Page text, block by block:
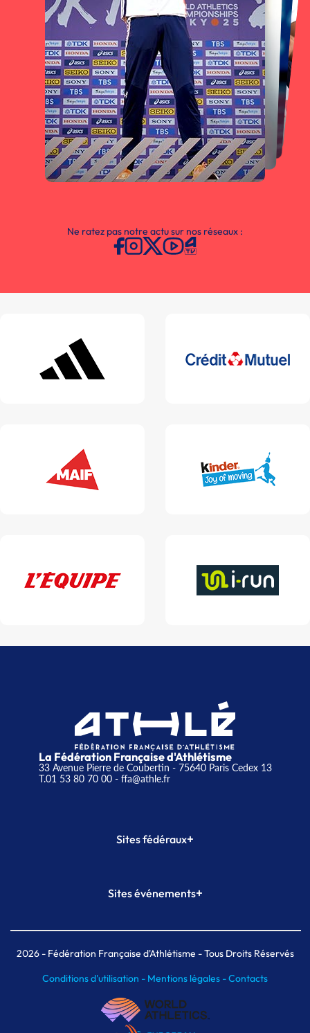
Ne ratez pas notre actu sur nos réseaux :
La Fédération Française d'Athlétisme
33 Avenue Pierre de Coubertin - 75640 Paris Cedex 13
T.01 53 80 70 00- ffa@athle.fr
Sites fédéraux+
Plateforme Formation
Sites événements+
Meeting de Paris indoor
MAIF Ekiden de Paris
2026- Fédération Française d'Athlétisme - Tous Droits Réservés
Conditions d'utilisation - Mentions légales -Contacts